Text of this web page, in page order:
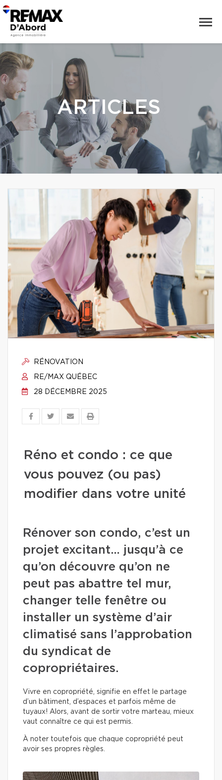
ARTICLES
RÉNOVATION
RE/MAX QUÉBEC
28 DÉCEMBRE 2025
Réno et condo : ce que
vous pouvez (ou pas)
modifier dans votre unité
Rénover son condo, c’est un
projet excitant… jusqu’à ce
qu’on découvre qu’on ne
peut pas abattre tel mur,
changer telle fenêtre ou
installer un système d’air
climatisé sans l’approbation
du syndicat de
copropriétaires.
Vivre en copropriété, signifie en effet le partage
d’un bâtiment, d’espaces et parfois même de
tuyaux! Alors, avant de sortir votre marteau, mieux
vaut connaître ce qui est permis.
À noter toutefois que chaque copropriété peut
avoir ses propres règles.